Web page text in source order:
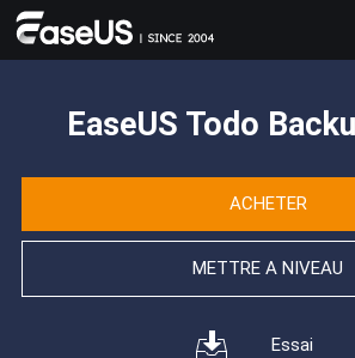
EaseUS Todo
ACHETER
METTRE A NIVEAU
Essai